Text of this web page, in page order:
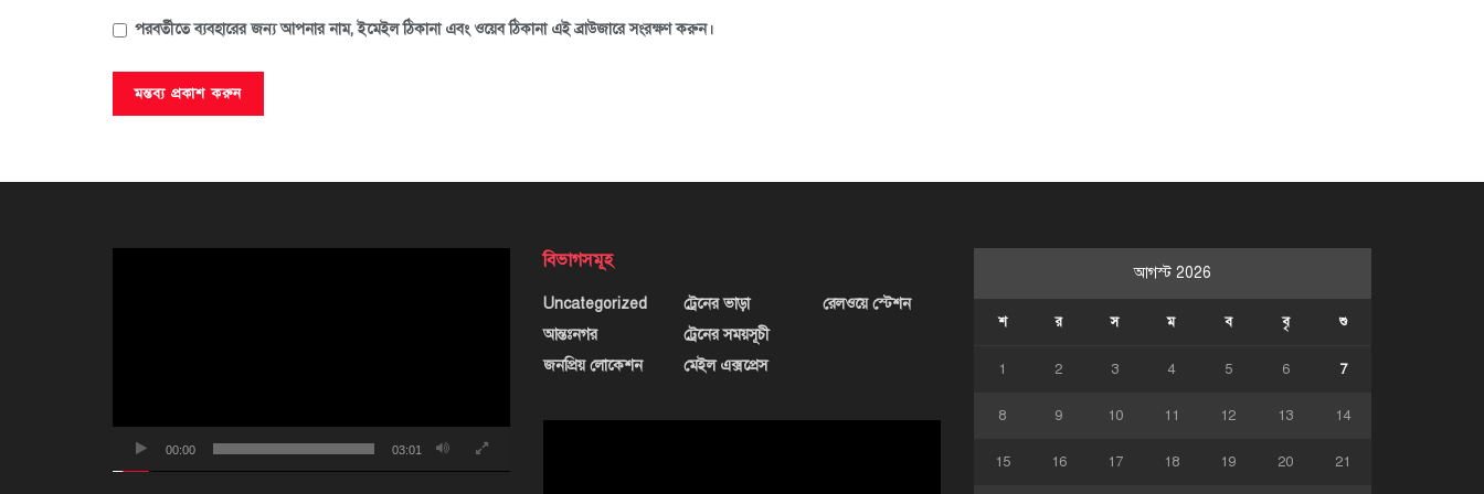
পরবর্তীতে ব্যবহারের জন্য আপনার নাম, ইমেইল ঠিকানা এবং ওয়েব ঠিকানা এই ব্রাউজারে সংরক্ষণ করুন।
00:00 03:01
বিভাগসমূহ
Uncategorized
আন্তঃনগর
জনপ্রিয় লোকেশন
ট্রেনের ভাড়া
ট্রেনের সময়সূচী
মেইল এক্সপ্রেস
রেলওয়ে স্টেশন
আগস্ট 2026
শ র স ম ব বৃ শু
1 2 3 4 5 6 7
8 9 10 11 12 13 14
15 16 17 18 19 20 21